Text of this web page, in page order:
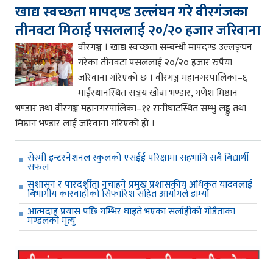
खाद्य स्वच्छता मापदण्ड उल्लंघन गरे वीरगंजका
तीनवटा मिठाई पसललाई २०/२० हजार जरिवाना
वीरगञ्ज । खाद्य स्वच्छता सम्बन्धी मापदण्ड उल्लङ्घन
गरेका तीनवटा पसललाई २०/२० हजार रुपैया
जरिवाना गरिएको छ । वीरगञ्ज महानगरपालिका–६
माईस्थानस्थित सञ्जय खोवा भण्डार, गणेश मिष्ठान
भण्डार तथा वीरगञ्ज महानगरपालिका–११ रानीघाटस्थित सम्भु लड्डु तथा
मिष्ठान भण्डार लाई जरिवाना गरिएको हो ।
सेस्मी इन्टरनेशनल स्कुलको एसईई परिक्षामा सहभागि सबै बिद्यार्थी
सफल
सुशासन र पारदर्शीता नचाहने प्रमुख प्रशासकीय अधिकृत यादवलाई
बिभागीय कारवाहीको सिफारिश सहित आयोगले डाम्यो
आत्मदाह प्रयास पछि गम्भिर घाइते भएका सर्लाहीको गोडैताका
मण्डलको मृत्यु